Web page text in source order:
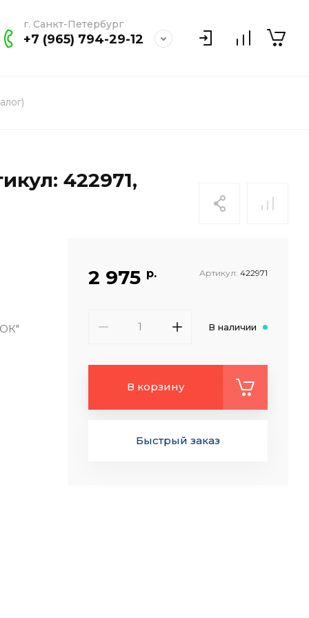
г. Санкт-Петербург
+7 (965) 794-29-12
422971,
2 975 р. Артикул: 422971
В наличии
В корзину
Быстрый заказ